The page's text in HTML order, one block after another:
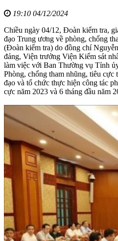
19:10 04/12/2024
Chiều ngày 04/12, Đoàn kiểm tra,
đạo Trung ương về phòng, chống
(Đoàn kiểm tra) do đồng chí
đảng, Viện trưởng Viện Kiểm sát
làm việc với Ban Thường vụ Tỉnh
Phòng, chống tham nhũng, tiêu cực
đạo và tổ chức thực hiện công tác
cực năm 2023 và 6 tháng đầu năm